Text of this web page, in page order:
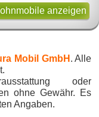
anzeigen
Mobil GmbH . Alle
oder
ohne Gewähr. Es
Angaben.